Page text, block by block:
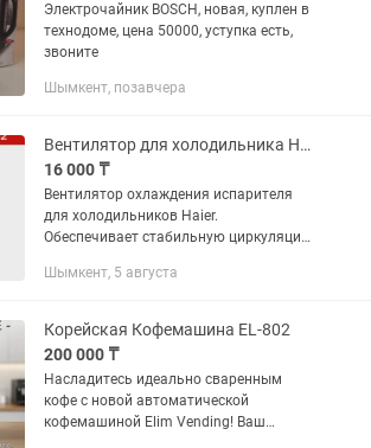
Электрочайник BOSCH, новая, куплен в
технодоме, цена 50000, уступка есть,
звоните
Шымкент, позавчера
Вентилятор для холодильника Haier NIDEC Model U12E12MS1CA3 -52Z3
16 000 ₸
Вентилятор охлаждения испарителя
для холодильников Haier.
Обеспечивает стабильную циркуляцию
способствует равномерному
образование...
Шымкент, 5 августа
Корейская Кофемашина EL-802
200 000 ₸
Насладитесь идеально сваренным
кофе с новой автоматической
кофемашиной Elim Vending! Ваш